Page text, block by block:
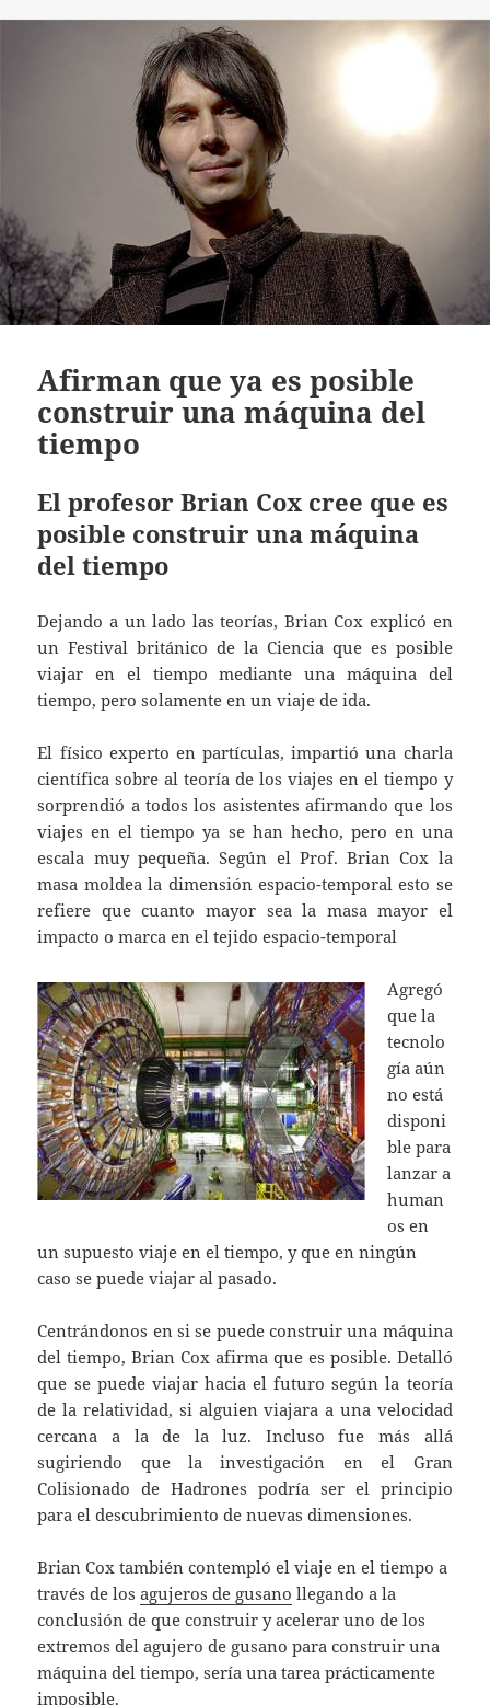
Afirman que ya es posible
construir una máquina del
tiempo
El profesor Brian Cox cree que es
posible construir una máquina
del tiempo
Dejando a un lado las teorías, Brian Cox explicó en
un Festival británico de la Ciencia que es posible
viajar en el tiempo mediante una máquina del
tiempo, pero solamente en un viaje de ida.
El físico experto en partículas, impartió una charla
científica sobre al teoría de los viajes en el tiempo y
sorprendió a todos los asistentes afirmando que los
viajes en el tiempo ya se han hecho, pero en una
escala muy pequeña. Según el Prof. Brian Cox la
masa moldea la dimensión espacio-temporal esto se
refiere que cuanto mayor sea la masa mayor el
impacto o marca en el tejido espacio-temporal
Agregó
que la
tecnolo
gía aún
no está
disponi
ble para
lanzar a
human
os en
un supuesto viaje en el tiempo, y que en ningún
caso se puede viajar al pasado.
Centrándonos en si se puede construir una máquina
del tiempo, Brian Cox afirma que es posible. Detalló
que se puede viajar hacia el futuro según la teoría
de la relatividad, si alguien viajara a una velocidad
cercana a la de la luz. Incluso fue más allá
sugiriendo que la investigación en el Gran
Colisionado de Hadrones podría ser el principio
para el descubrimiento de nuevas dimensiones.
Brian Cox también contempló el viaje en el tiempo a
través de losagujeros de gusano llegando a la
conclusión de que construir y acelerar uno de los
extremos del agujero de gusano para construir una
máquina del tiempo, sería una tarea prácticamente
imposible.